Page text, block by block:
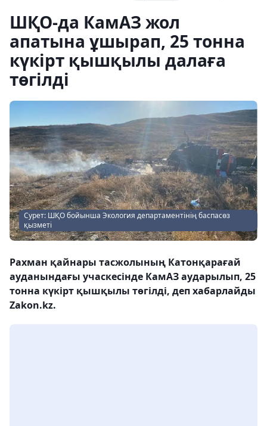
ШҚО-да КамАЗ жол
апатына ұшырап, 25 тонна
күкірт қышқылы далаға
төгілді
Сурет: ШҚО бойынша Экология департаментінің баспасөз
қызметі
Рахман қайнары тасжолының Катонқарағай
ауданындағы учаскесінде КамАЗ аударылып, 25
тонна күкірт қышқылы төгілді, деп хабарлайды
Zakon.kz.